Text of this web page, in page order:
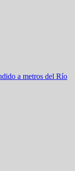
a metros del Río